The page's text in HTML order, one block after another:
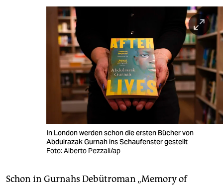
In London werden schon die ersten Bücher von
Abdulrazak Gurnah ins Schaufenster gestellt
Foto: Alberto Pezzali/ap
Schon in Gurnahs Debütroman „Memory of